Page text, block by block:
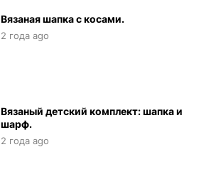
Вязаная шапка с косами.
2 года ago
Вязаный детский комплект: шапка и
шарф.
2 года ago